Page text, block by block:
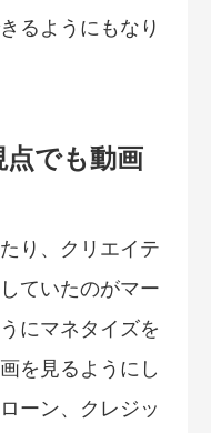
るようにもなり
でも動画
り、クリエイテ
ていたのがマー
にマネタイズを
を見るようにし
ーン、クレジッ